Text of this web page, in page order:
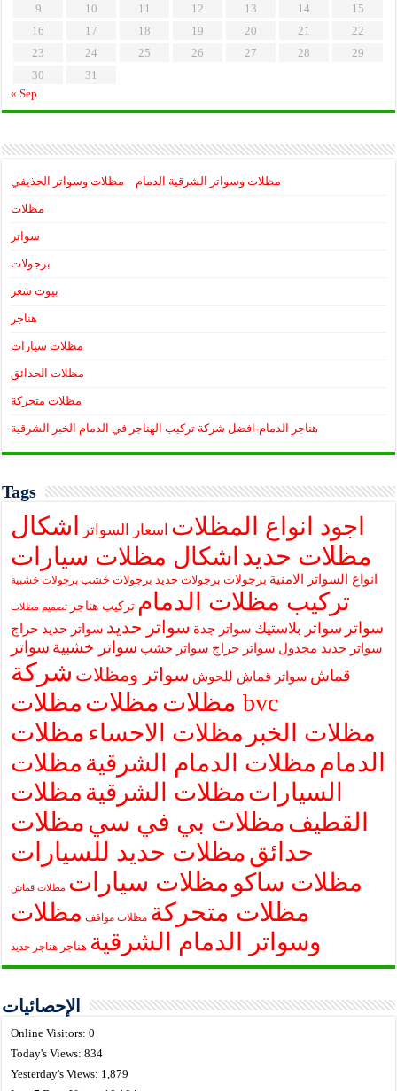
9 10 11 12 13 14
15
16
17 18 19 20 21
22
23
24 25 26 27 28
29
30
31
« Sep
مظلات وسواتر الشرقية الدمام – مظلات وسواتر الحذيفي
مظلات
سواتر
برجولات
بيوت شعر
هناجر
مظلات سيارات
مظلات الحدائق
مظلات متحركة
هناجر الدمام-افضل شركة تركيب الهناجر في الدمام الخبر الشرقية
Tags
اجود انواع المظلات اسعار السواتر
اشكال
مظلات حديد اشكال مظلات سيارات
انواع السواتر الامنية برجولات برجولات حديد برجولات خشب برجولات خشبية
تركيب مظلات الدمام تركيب هناجر تصميم مظلات
سواتر سواتر بلاستيك سواتر جدة سواتر حديد سواتر حديد حراج
سواتر حديد مجدول سواتر حراج سواتر خشب سواتر خشبية سواتر
قماش سواتر قماش للحوش سواتر ومظلات شركة
مظلاتمظلات
مظلات bvc
مظلات الخبر مظلات الاحساء مظلات
الدمام مظلات الدمام الشرقية مظلات
السياراتمظلات الشرقية مظلات
القطيفمظلات بي في سيمظلات
حدائقمظلات حديد للسيارات
مظلات ساكو مظلات سيارات مظلات قماش
مظلات متحركة مظلات مواقف مظلات
وسواتر الدمام الشرقية هناجر هناجر حديد
الإحصائيات
Online Visitors:0
Today's Views:834
Yesterday's Views: 1,879